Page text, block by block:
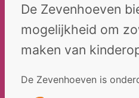
De Zevenhoeven
mogelijkheid om
maken van
De Zevenhoeven is